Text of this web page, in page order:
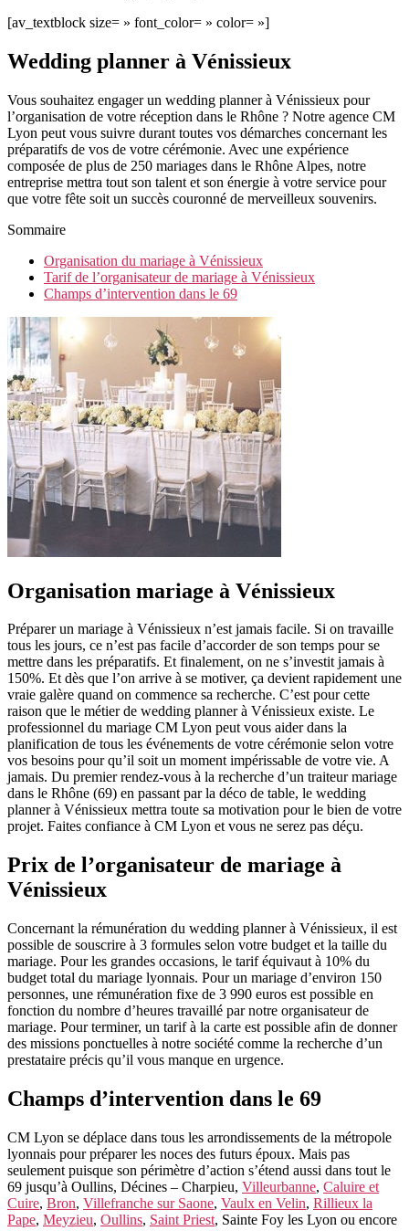
[av_textblock size= » font_color= » color= »]
Wedding planner à Vénissieux
Vous souhaitez engager un wedding planner à Vénissieux pour
l’organisation de votre réception dans le Rhône ? Notre agence CM
Lyon peut vous suivre durant toutes vos démarches concernant les
préparatifs de vos de votre cérémonie. Avec une expérience
composée de plus de 250 mariages dans le Rhône Alpes, notre
entreprise mettra tout son talent et son énergie à votre service pour
que votre fête soit un succès couronné de merveilleux souvenirs.
Sommaire
Organisation du mariage à Vénissieux
Tarif de l’organisateur de mariage à Vénissieux
Champs d’intervention dans le 69
Organisation mariage à Vénissieux
Préparer un mariage à Vénissieux n’est jamais facile. Si on travaille
tous les jours, ce n’est pas facile d’accorder de son temps pour se
mettre dans les préparatifs. Et finalement, on ne s’investit jamais à
150%. Et dès que l’on arrive à se motiver, ça devient rapidement une
vraie galère quand on commence sa recherche. C’est pour cette
raison que le métier de wedding planner à Vénissieux existe. Le
professionnel du mariage CM Lyon peut vous aider dans la
planification de tous les événements de votre cérémonie selon votre
vos besoins pour qu’il soit un moment impérissable de votre vie. A
jamais. Du premier rendez-vous à la recherche d’un traiteur mariage
dans le Rhône (69) en passant par la déco de table, le wedding
planner à Vénissieux mettra toute sa motivation pour le bien de votre
projet. Faites confiance à CM Lyon et vous ne serez pas déçu.
Prix de l’organisateur de mariage à
Vénissieux
Concernant la rémunération du wedding planner à Vénissieux, il est
possible de souscrire à 3 formules selon votre budget et la taille du
mariage. Pour les grandes occasions, le tarif équivaut à 10% du
budget total du mariage lyonnais. Pour un mariage d’environ 150
personnes, une rémunération fixe de 3 990 euros est possible en
fonction du nombre d’heures travaillé par notre organisateur de
mariage. Pour terminer, un tarif à la carte est possible afin de donner
des missions ponctuelles à notre société comme la recherche d’un
prestataire précis qu’il vous manque en urgence.
Champs d’intervention dans le 69
CM Lyon se déplace dans tous les arrondissements de la métropole
lyonnais pour préparer les noces des futurs époux. Mais pas
seulement puisque son périmètre d’action s’étend aussi dans tout le
69 jusqu’à Oullins, Décines – Charpieu, Villeurbanne, Caluire et
Cuire, Bron, Villefranche sur Saone, Vaulx en Velin, Rillieux la
Pape, Meyzieu, Oullins, Saint Priest, Sainte Foy les Lyon ou encore